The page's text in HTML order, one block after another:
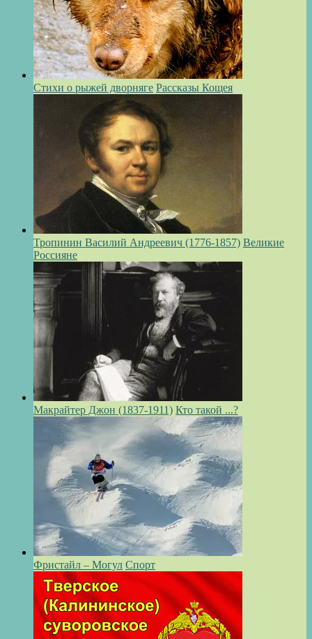
Стихи о рыжей дворняге Рассказы Кощея
Тропинин Василий Андреевич (1776-1857) Великие
Россияне
Макрайтер Джон (1837-1911) Кто такой ...?
Фристайл – Могул Спорт